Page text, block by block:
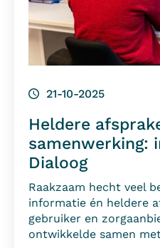
21-10-2025
Heldere
samenwerking:
Dialoog
Raakzaam hecht veel
informatie én heldere
gebruiker en
ontwikkelde samen